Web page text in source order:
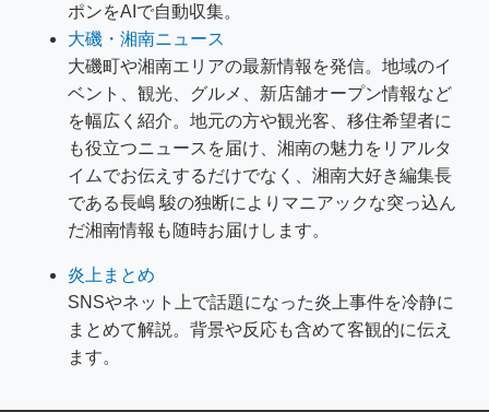
ポンをAIで自動収集。
大磯・湘南ニュース
大磯町や湘南エリアの最新情報を発信。地域のイ
ベント、観光、グルメ、新店舗オープン情報など
を幅広く紹介。地元の方や観光客、移住希望者に
も役立つニュースを届け、湘南の魅力をリアルタ
イムでお伝えするだけでなく、湘南大好き編集長
である長嶋 駿の独断によりマニアックな突っ込ん
だ湘南情報も随時お届けします。
炎上まとめ
SNSやネット上で話題になった炎上事件を冷静に
まとめて解説。背景や反応も含めて客観的に伝え
ます。